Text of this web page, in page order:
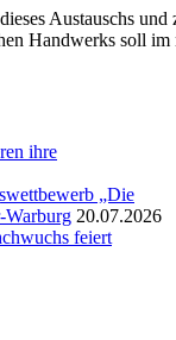
Austauschs
Handwerks soll
ihre
„Die
Warburg 20.07.2026
feiert